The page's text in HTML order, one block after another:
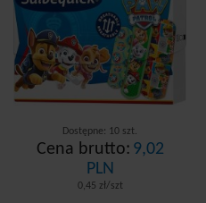
Dostępne: 10 szt.
Cena brutto: 9,02
PLN
0,45 zł/szt